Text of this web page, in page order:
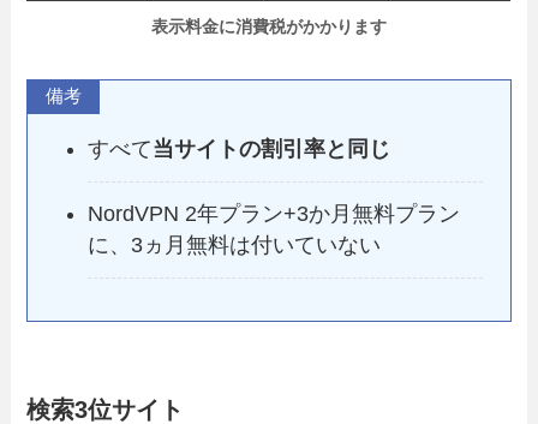
表示料金に消費税がかかります
備考
すべて当サイトの割引率と同じ
NordVPN 2年プラン+3か月無料プラン
に、3ヵ月無料は付いていない
検索3位サイト